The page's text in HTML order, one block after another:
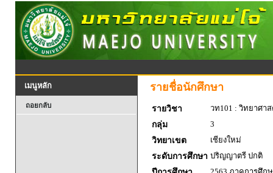
เมนูหลัก
ถอยกลับ
รายชื่อนักศึกษา
รายวิชา
วท101 : วิทยาศา
กลุ่ม
3
วิทยาเขต
เชียงใหม่
ระดับการศึกษา ปริญญาตรี ปกติ